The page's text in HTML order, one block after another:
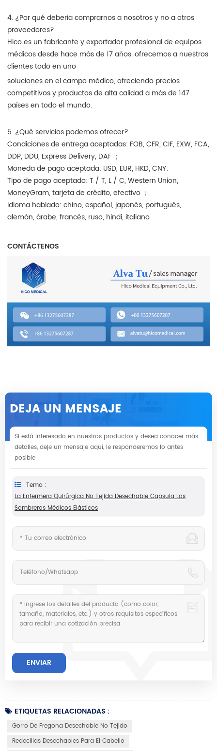
4. ¿Por qué debería comprarnos a nosotros y no a otros
proveedores?
Hico es un fabricante y exportador profesional de equipos
médicos desde hace más de 17 años. ofrecemos a nuestros
clientes todo en uno
soluciones en el campo médico, ofreciendo precios
competitivos y productos de alta calidad a más de 147
países en todo el mundo.
5. ¿Qué servicios podemos ofrecer?
Condiciones de entrega aceptadas: FOB, CFR, CIF, EXW, FCA,
DDP, DDU, Express Delivery, DAF ；
Moneda de pago aceptada: USD, EUR, HKD, CNY;
Tipo de pago aceptado: T / T, L / C, Western Union,
MoneyGram, tarjeta de crédito, efectivo ；
Idioma hablado: chino, español, japonés, portugués,
alemán, árabe, francés, ruso, hindi, italiano
CONTÁCTENOS
DEJA UN MENSAJE
Si está interesado en nuestros productos y desea conocer más
detalles, deje un mensaje aquí, le responderemos lo antes
posible
Tema :
La Enfermera Quirúrgica No Tejida Desechable Capsula Los
Sombreros Médicos Elásticos
ETIQUETAS RELACIONADAS :
Gorro De Fregona Desechable No Tejido
Redecillas Desechables Para El Cabello